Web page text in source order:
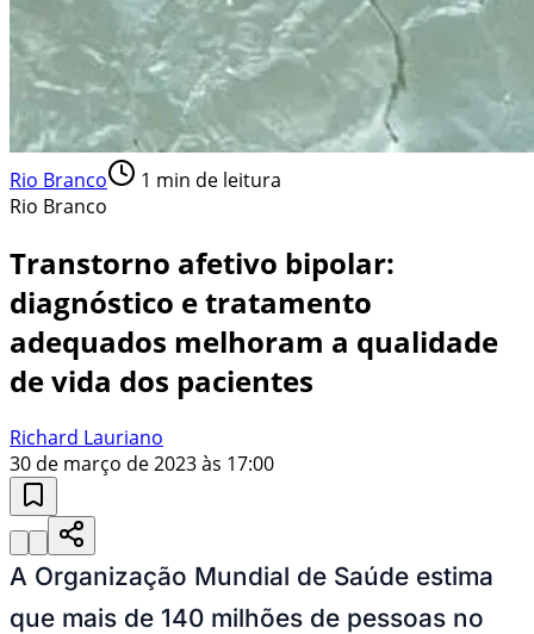
Rio Branco 1 min de leitura
Rio Branco
Transtorno afetivo bipolar:
diagnóstico e tratamento
adequados melhoram a qualidade
de vida dos pacientes
Richard Lauriano
30 de março de 2023 às 17:00
A Organização Mundial de Saúde estima
que mais de 140 milhões de pessoas no